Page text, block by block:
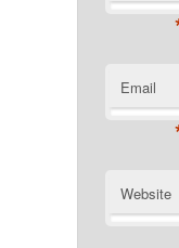
Email
Website